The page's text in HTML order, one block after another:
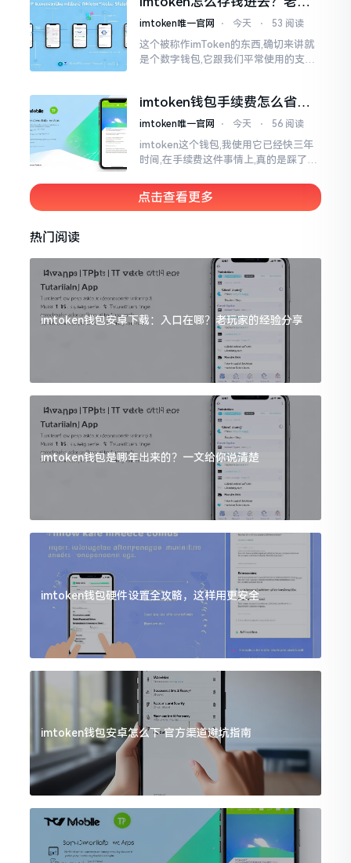
家教你把钱转进钱包
imtoken唯一官网 ⋅ 今天 ⋅ 53 阅读
这个被称作imToken的东西,确切来讲就
是个数字钱包,它跟我们平常使用的支付
时候都会陷入困惑
imtoken钱包手续费怎么省？
老玩家告诉你几个实在招
imtoken唯一官网 ⋅ 今天 ⋅ 56 阅读
imtoken这个钱包,我使用它已经快三年
时间,在手续费这件事情上,真的是踩了好
的时候,都会心疼得一直嘬牙花子
点击查看更多
热门阅读
imtoken钱包安卓下载：入口在哪？老玩家的经验分享
imtoken钱包是哪年出来的？一文给你说清楚
imtoken钱包硬件设置全攻略，这样用更安全
imtoken钱包安卓怎么下 官方渠道避坑指南